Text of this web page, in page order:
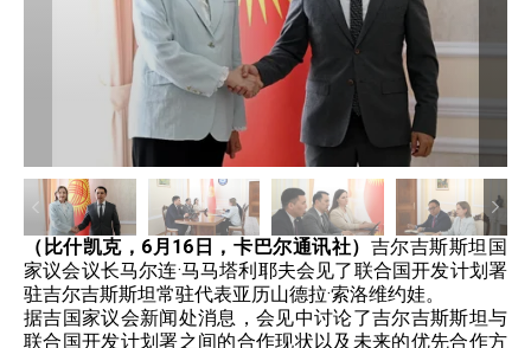
（比什凯克，6月16日，卡巴尔通讯社） 吉尔吉斯斯坦国
家议会议长马尔连·马马塔利耶夫会见了联合国开发计划署
驻吉尔吉斯斯坦常驻代表亚历山德拉·索洛维约娃。
据吉国家议会新闻处消息，会见中讨论了吉尔吉斯斯坦与
联合国开发计划署之间的合作现状以及未来的优先合作方